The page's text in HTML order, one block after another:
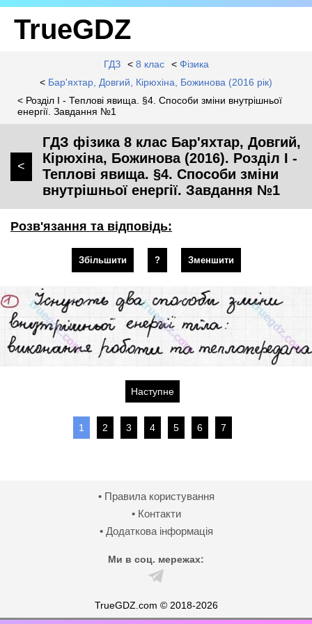
TrueGDZ
ГДЗ < 8 клас < Фізика
< Бар'яхтар, Довгий, Кірюхіна, Божинова (2016 рік)
< Розділ I - Теплові явища. §4. Способи зміни внутрішньої
енергії. Завдання №1
<
ГДЗ фізика 8 клас Бар'яхтар, Довгий,
Кірюхіна, Божинова (2016). Розділ I -
Теплові явища. §4. Способи зміни
внутрішньої енергії. Завдання №1
Розв'язання та відповідь:
Збільшити ? Зменшити
Наступне
1 2 3 4 5 6 7
• Правила користування
• Контакти
• Додаткова інформація
Ми в соц. мережах:
TrueGDZ.com © 2018-2026